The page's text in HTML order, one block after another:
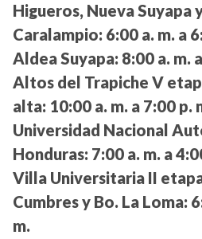
Higueros, Nueva Suyapa
Caralampio: 6:00 a. m. a
Aldea Suyapa: 8:00 a. m.
Altos del Trapiche V
alta: 10:00 a. m. a 7:00 p.
Universidad Nacional
Honduras: 7:00 a. m. a
Villa Universitaria II
Cumbres y Bo. La Loma:
m.